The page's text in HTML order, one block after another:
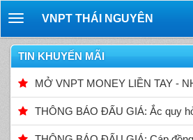
Toggle
navigation
VNPT THÁI NGUYÊN
TIN KHUYẾN MÃI
MỞ VNPT MONEY LIỀN TAY -
THÔNG BÁO ĐẤU GIÁ: Ắc quy